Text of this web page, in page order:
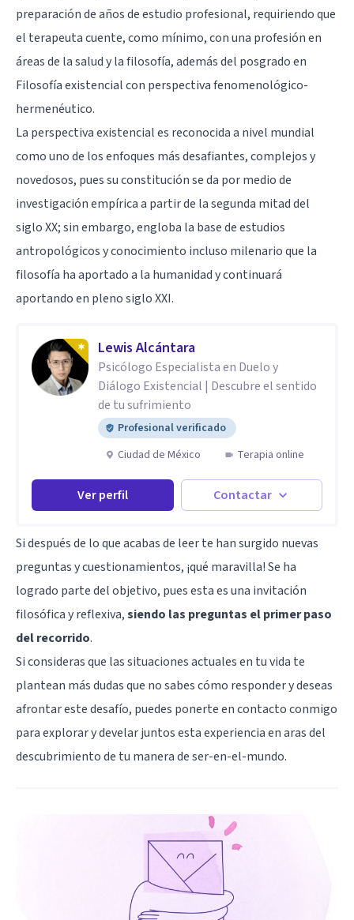
preparación de años de estudio profesional, requiriendo que
el terapeuta cuente, como mínimo, con una profesión en
áreas de la salud y la filosofía, además del posgrado en
Filosofía existencial con perspectiva fenomenológico-
hermenéutico.
La perspectiva existencial es reconocida a nivel mundial
como uno de los enfoques más desafiantes, complejos y
novedosos, pues su constitución se da por medio de
investigación empírica a partir de la segunda mitad del
siglo XX; sin embargo, engloba la base de estudios
antropológicos y conocimiento incluso milenario que la
filosofía ha aportado a la humanidad y continuará
aportando en pleno siglo XXI.
Lewis Alcántara
Psicólogo Especialista en Duelo y
Diálogo Existencial | Descubre el sentido
de tu sufrimiento
Profesional verificado
Ciudad de México
Terapia online
Ver perfil Contactar
Si después de lo que acabas de leer te han surgido nuevas
preguntas y cuestionamientos, ¡qué maravilla! Se ha
logrado parte del objetivo, pues esta es una invitación
filosófica y reflexiva,siendo las preguntas el primer paso
del recorrido.
Si consideras que las situaciones actuales en tu vida te
plantean más dudas que no sabes cómo responder y deseas
afrontar este desafío, puedes ponerte en contacto conmigo
para explorar y develar juntos esta experiencia en aras del
descubrimiento de tu manera de ser-en-el-mundo.